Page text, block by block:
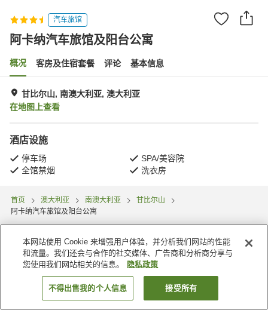
汽车旅馆
阿卡纳汽车旅馆及阳台公寓
概况 客房及住宿套餐 评论 基本信息
甘比尔山, 南澳大利亚, 澳大利亚
在地图上查看
酒店设施
停车场
SPA/美容院
全馆禁烟
洗衣房
首页 澳大利亚 南澳大利亚
甘比尔山
阿卡纳汽车旅馆及阳台公寓
搜索客房
本网站使用 Cookie 来增强用户体验，并分析我们网站的性能
和流量。我们还会与合作的社交媒体、广告商和分析商分享与
您使用我们网站相关的信息。
隐私政策
不得出售我的个人信息 接受所有